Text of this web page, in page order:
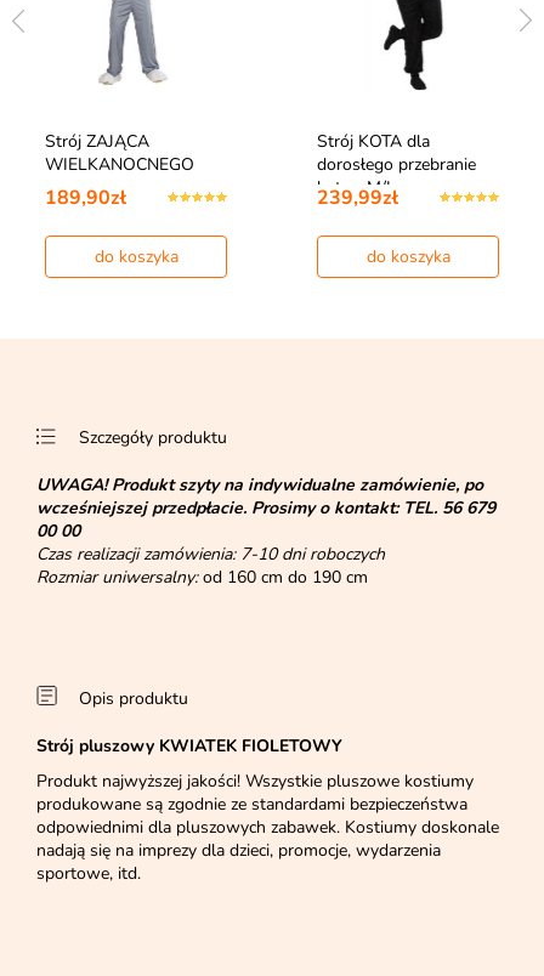
Strój ZAJĄCA
WIELKANOCNEGO
189,90zł
do koszyka
Strój KOTA dla
dorosłego przebranie
kota - M/L
239,99zł
do koszyka
Szczegóły produktu
UWAGA!Produkt szyty na indywidualne zamówienie, po
wcześniejszej przedpłacie. Prosimy o kontakt: TEL. 56 679
00 00
Czas realizacji zamówienia: 7-10 dni roboczych
Rozmiar uniwersalny:od 160 cm do 190 cm
Opis produktu
Strój pluszowy KWIATEK FIOLETOWY
Produkt najwyższej jakości! Wszystkie pluszowe kostiumy
produkowane są zgodnie ze standardami bezpieczeństwa
odpowiednimi dla pluszowych zabawek. Kostiumy doskonale
nadają się na imprezy dla dzieci, promocje, wydarzenia
sportowe, itd.